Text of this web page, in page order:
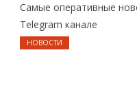
Самые оперативные
Telegram канале
НОВОСТИ